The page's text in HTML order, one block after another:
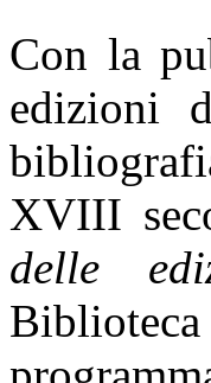
Con la
edizioni
XVIII
delle